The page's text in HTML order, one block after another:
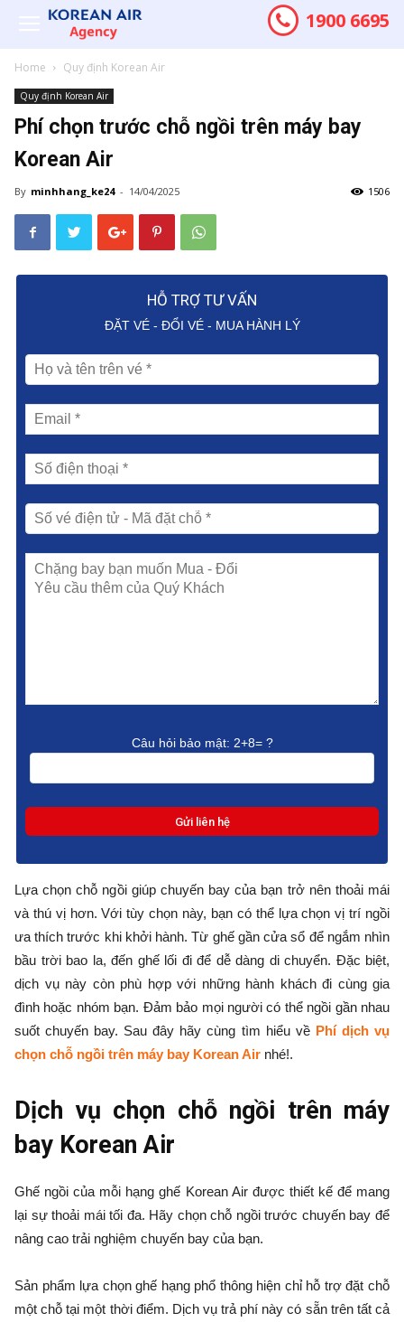
1900 6695
Home Quy định Korean Air
Quy định Korean Air
Phí chọn trước chỗ ngồi trên máy bay
Korean Air
By minhhang_ke24 - 14/04/2025 1506
HỖ TRỢ TƯ VẤN
ĐẶT VÉ - ĐỔI VÉ - MUA HÀNH LÝ
Câu hỏi bảo mật: 2+8= ?
Lựa chọn chỗ ngồi giúp chuyến bay của bạn trở nên thoải mái
và thú vị hơn. Với tùy chọn này, bạn có thể lựa chọn vị trí ngồi
ưa thích trước khi khởi hành. Từ ghế gần cửa sổ để ngắm nhìn
bầu trời bao la, đến ghế lối đi để dễ dàng di chuyển. Đặc biệt,
dịch vụ này còn phù hợp với những hành khách đi cùng gia
đình hoặc nhóm bạn. Đảm bảo mọi người có thể ngồi gần nhau
suốt chuyến bay. Sau đây hãy cùng tìm hiểu về Phí dịch vụ
chọn chỗ ngồi trên máy bay Korean Air nhé!.
Dịch vụ chọn chỗ ngồi trên máy
bay Korean Air
Ghế ngồi của mỗi hạng ghế Korean Air được thiết kế để mang
lại sự thoải mái tối đa. Hãy chọn chỗ ngồi trước chuyến bay để
nâng cao trải nghiệm chuyến bay của bạn.
Sản phẩm lựa chọn ghế hạng phổ thông hiện chỉ hỗ trợ đặt chỗ
một chỗ tại một thời điểm. Dịch vụ trả phí này có sẵn trên tất cả